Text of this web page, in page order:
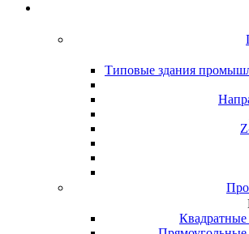
Типовые здания